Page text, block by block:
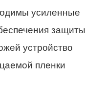
усиленные
защиты
устройство
пленки